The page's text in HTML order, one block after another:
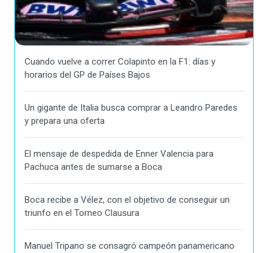
Cuando vuelve a correr Colapinto en la F1: días y
horarios del GP de Países Bajos
Un gigante de Italia busca comprar a Leandro Paredes
y prepara una oferta
El mensaje de despedida de Enner Valencia para
Pachuca antes de sumarse a Boca
Boca recibe a Vélez, con el objetivo de conseguir un
triunfo en el Torneo Clausura
Manuel Tripano se consagró campeón panamericano